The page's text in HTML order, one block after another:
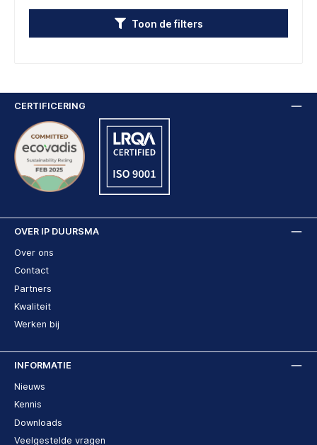
Toon de filters
OVER IP DUURSMA
Over ons
Contact
Partners
Kwaliteit
Werken bij
INFORMATIE
Nieuws
Kennis
Downloads
Veelgestelde vragen
CERTIFICERING